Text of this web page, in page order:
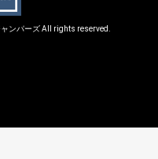
ンパーズ All rights reserved.